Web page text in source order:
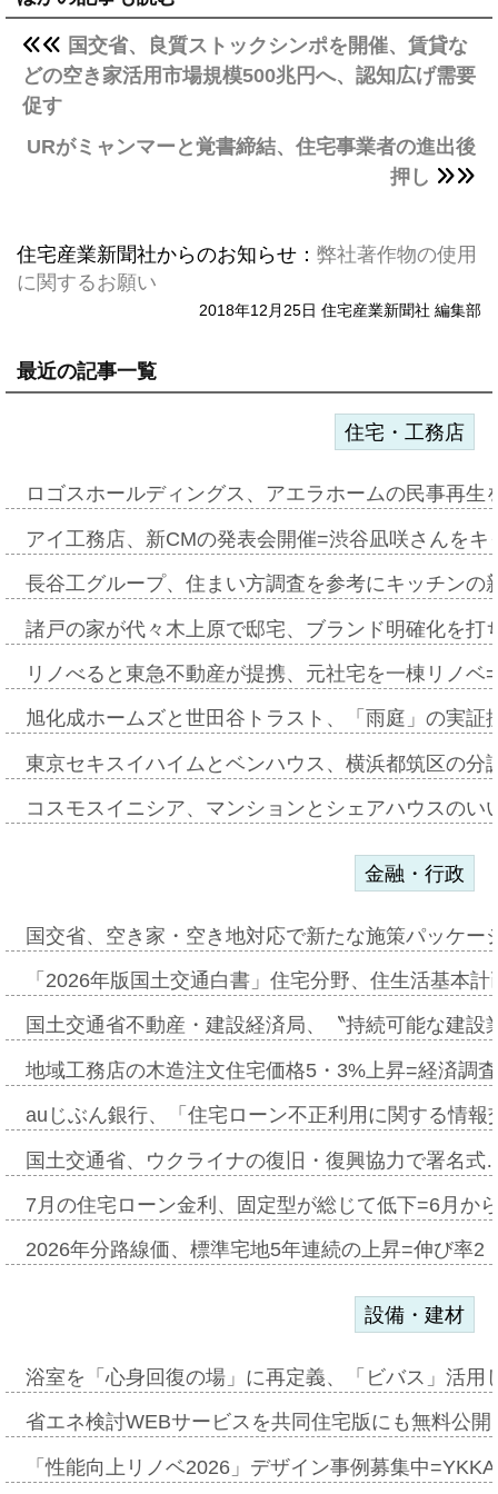
国交省、良質ストックシンポを開催、賃貸な
どの空き家活用市場規模500兆円へ、認知広げ需要
促す
URがミャンマーと覚書締結、住宅事業者の進出後
押し
住宅産業新聞社からのお知らせ： 弊社著作物の使用
に関するお願い
2018年12月25日 住宅産業新聞社 編集部
最近の記事一覧
住宅・工務店
ロゴスホールディングス、アエラホームの民事再
アイ工務店、新CMの発表会開催=渋谷凪咲さんを
長谷工グループ、住まい方調査を参考にキッチン
諸戸の家が代々木上原で邸宅、ブランド明確化を
リノべると東急不動産が提携、元社宅を一棟リノ
旭化成ホームズと世田谷トラスト、「雨庭」の実
東京セキスイハイムとベンハウス、横浜都筑区の
コスモスイニシア、マンションとシェアハウスの
金融・行政
国交省、空き家・空き地対応で新たな施策パッケ
「2026年版国土交通白書」住宅分野、住生活基本
国土交通省不動産・建設経済局、〝持続可能な建
地域工務店の木造注文住宅価格5・3%上昇=経済調
auじぶん銀行、「住宅ローン不正利用に関する情
国土交通省、ウクライナの復旧・復興協力で署名
7月の住宅ローン金利、固定型が総じて低下=6月か
2026年分路線価、標準宅地5年連続の上昇=伸び率
設備・建材
浴室を「心身回復の場」に再定義、「ビバス」活
省エネ検討WEBサービスを共同住宅版にも無料公
「性能向上リノベ2026」デザイン事例募集中